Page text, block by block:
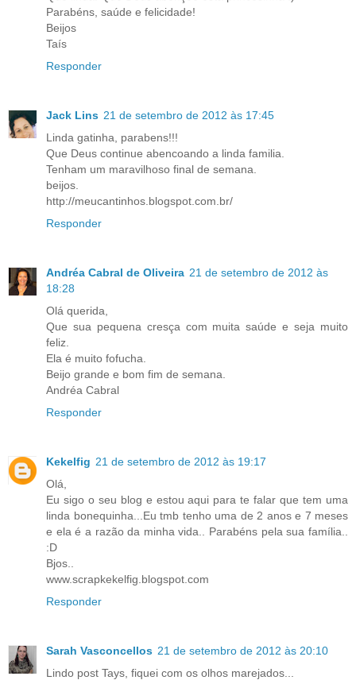
Parabéns, saúde e felicidade!
Beijos
Taís
Responder
Jack Lins 21 de setembro de 2012 às 17:45
Linda gatinha, parabens!!!
Que Deus continue abencoando a linda familia.
Tenham um maravilhoso final de semana.
beijos.
http://meucantinhos.blogspot.com.br/
Responder
Andréa Cabral de Oliveira 21 de setembro de 2012 às
18:28
Olá querida,
Que sua pequena cresça com muita saúde e seja muito
feliz.
Ela é muito fofucha.
Beijo grande e bom fim de semana.
Andréa Cabral
Responder
Kekelfig 21 de setembro de 2012 às 19:17
Olá,
Eu sigo o seu blog e estou aqui para te falar que tem uma
linda bonequinha...Eu tmb tenho uma de 2 anos e 7 meses
e ela é a razão da minha vida.. Parabéns pela sua família..
:D
Bjos..
www.scrapkekelfig.blogspot.com
Responder
Sarah Vasconcellos 21 de setembro de 2012 às 20:10
Lindo post Tays, fiquei com os olhos marejados...